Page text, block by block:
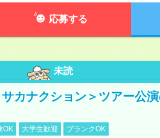
応募する
未読
カナクション＞ツアー公
OK 大学生歓迎 ブランクOK